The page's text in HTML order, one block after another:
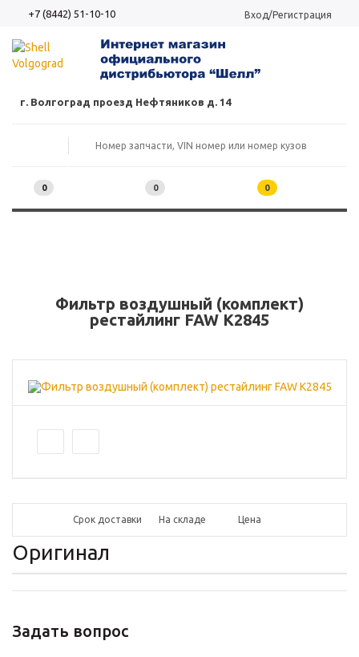
+7 (8442) 51-10-10 Вход/Регистрация
г. Волгоград проезд Нефтяников д. 14
0 0 0
Фильтр воздушный (комплект)
рестайлинг FAW K2845
Срок доставки На складе Цена
Оригинал
Задать вопрос